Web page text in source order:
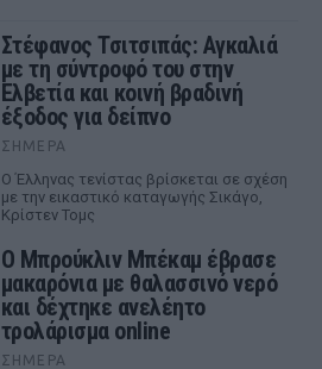
Στέφανος Τσιτσιπάς: Αγκαλιά
με τη σύντροφό του στην
Ελβετία και κοινή βραδινή
έξοδος για δείπνο
ΣΉΜΕΡΑ
Ο Έλληνας τενίστας βρίσκεται σε σχέση
με την εικαστικό καταγωγής Σικάγο,
Κρίστεν Τομς
Ο Μπρούκλιν Μπέκαμ έβρασε
μακαρόνια με θαλασσινό νερό
και δέχτηκε ανελέητο
τρολάρισμα online
ΣΉΜΕΡΑ